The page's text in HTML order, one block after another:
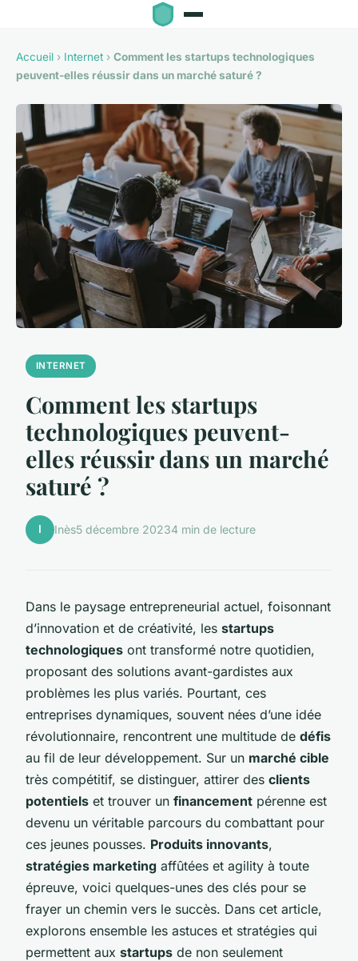
Accueil › Internet › Comment les startups technologiques
peuvent-elles réussir dans un marché saturé ?
INTERNET
Comment les startups
technologiques peuvent-
elles réussir dans un marché
saturé ?
I Inès5 décembre 20234 min de lecture
Dans le paysage entrepreneurial actuel, foisonnant
d’innovation et de créativité, les startups
technologiques ont transformé notre quotidien,
proposant des solutions avant-gardistes aux
problèmes les plus variés. Pourtant, ces
entreprises dynamiques, souvent nées d’une idée
révolutionnaire, rencontrent une multitude de défis
au fil de leur développement. Sur un marché cible
très compétitif, se distinguer, attirer des clients
potentiels et trouver un financement pérenne est
devenu un véritable parcours du combattant pour
ces jeunes pousses. Produits innovants,
stratégies marketing affûtées et agility à toute
épreuve, voici quelques-unes des clés pour se
frayer un chemin vers le succès. Dans cet article,
explorons ensemble les astuces et stratégies qui
permettent aux startups de non seulement